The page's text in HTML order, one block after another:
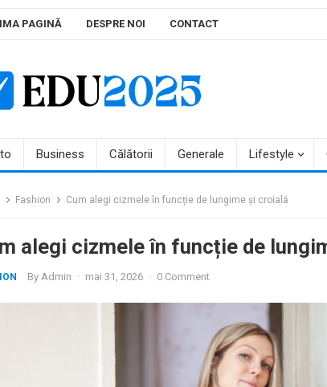
PAGINĂ DESPRE NOI CONTACT
Business Călătorii Generale Lifestyle
Fashion Cum alegi cizmele în funcție de lungime și croială
alegi cizmele în funcție de
By Admin · mai 31, 2026 · 0 Comment